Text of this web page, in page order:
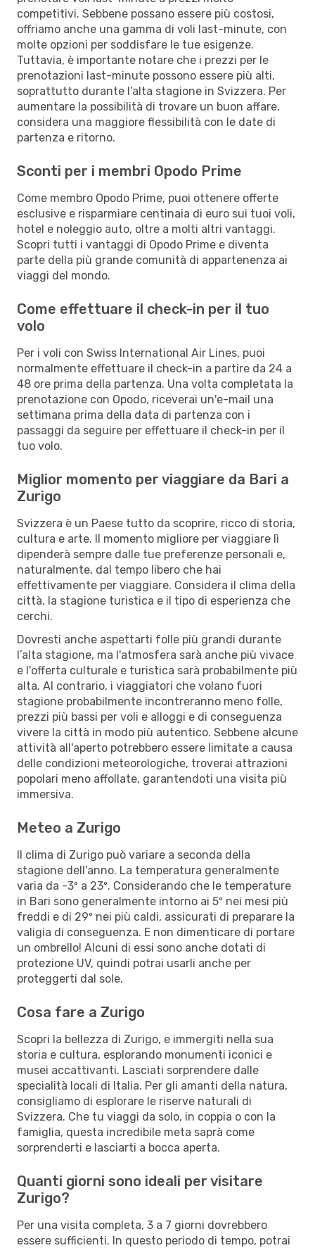
competitivi. Sebbene possano essere più costosi,
offriamo anche una gamma di voli last-minute, con
molte opzioni per soddisfare le tue esigenze.
Tuttavia, è importante notare che i prezzi per le
prenotazioni last-minute possono essere più alti,
soprattutto durante l’alta stagione in Svizzera. Per
aumentare la possibilità di trovare un buon affare,
considera una maggiore flessibilità con le date di
partenza e ritorno.
Sconti per i membri Opodo Prime
Come membro Opodo Prime, puoi ottenere offerte
esclusive e risparmiare centinaia di euro sui tuoi voli,
hotel e noleggio auto, oltre a molti altri vantaggi.
Scopri tutti i vantaggi di Opodo Prime e diventa
parte della più grande comunità di appartenenza ai
viaggi del mondo.
Come effettuare il check-in per il tuo
volo
Per i voli con Swiss International Air Lines, puoi
normalmente effettuare il check-in a partire da 24 a
48 ore prima della partenza. Una volta completata la
prenotazione con Opodo, riceverai un'e-mail una
settimana prima della data di partenza con i
passaggi da seguire per effettuare il check-in per il
tuo volo.
Miglior momento per viaggiare da Bari a
Zurigo
Svizzera è un Paese tutto da scoprire, ricco di storia,
cultura e arte. Il momento migliore per viaggiare lì
dipenderà sempre dalle tue preferenze personali e,
naturalmente, dal tempo libero che hai
effettivamente per viaggiare. Considera il clima della
città, la stagione turistica e il tipo di esperienza che
cerchi.
Dovresti anche aspettarti folle più grandi durante
l’alta stagione, ma l'atmosfera sarà anche più vivace
e l'offerta culturale e turistica sarà probabilmente più
alta. Al contrario, i viaggiatori che volano fuori
stagione probabilmente incontreranno meno folle,
prezzi più bassi per voli e alloggi e di conseguenza
vivere la città in modo più autentico. Sebbene alcune
attività all'aperto potrebbero essere limitate a causa
delle condizioni meteorologiche, troverai attrazioni
popolari meno affollate, garantendoti una visita più
immersiva.
Meteo a Zurigo
Il clima di Zurigo può variare a seconda della
stagione dell'anno. La temperatura generalmente
varia da -3º a 23º. Considerando che le temperature
in Bari sono generalmente intorno ai 5º nei mesi più
freddi e di 29º nei più caldi, assicurati di preparare la
valigia di conseguenza. E non dimenticare di portare
un ombrello! Alcuni di essi sono anche dotati di
protezione UV, quindi potrai usarli anche per
proteggerti dal sole.
Cosa fare a Zurigo
Scopri la bellezza di Zurigo, e immergiti nella sua
storia e cultura, esplorando monumenti iconici e
musei accattivanti. Lasciati sorprendere dalle
specialità locali di Italia. Per gli amanti della natura,
consigliamo di esplorare le riserve naturali di
Svizzera. Che tu viaggi da solo, in coppia o con la
famiglia, questa incredibile meta saprà come
sorprenderti e lasciarti a bocca aperta.
Quanti giorni sono ideali per visitare
Zurigo?
Per una visita completa, 3 a 7 giorni dovrebbero
essere sufficienti. In questo periodo di tempo, potrai